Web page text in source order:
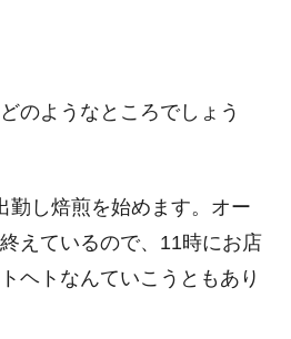
ようなところでしょう
勤し焙煎を始めます。オー
えているので、11時にお店
ヘトなんていこうともあり